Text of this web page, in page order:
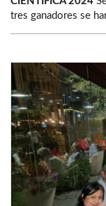
tres ganadores se